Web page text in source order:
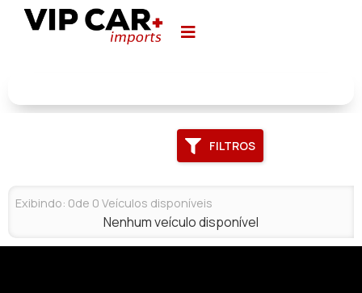
FILTROS
Exibindo: 0de 0 Veículos disponíveis
Nenhum veículo disponível